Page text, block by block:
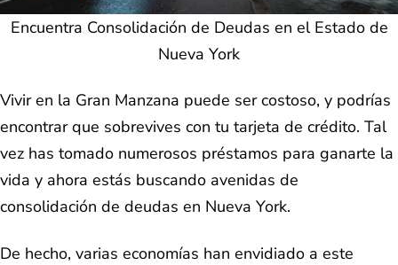
Encuentra Consolidación de Deudas en el Estado de
Nueva York
Vivir en la Gran Manzana puede ser costoso, y podrías
encontrar que sobrevives con tu tarjeta de crédito. Tal
vez has tomado numerosos préstamos para ganarte la
vida y ahora estás buscando avenidas de
consolidación de deudas en Nueva York.
De hecho, varias economías han envidiado a este